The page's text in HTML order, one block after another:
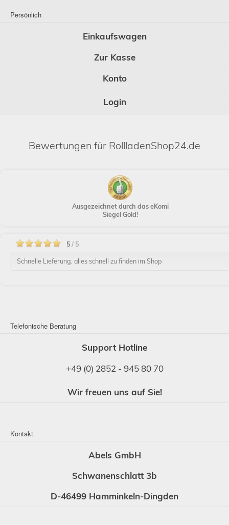
Persönlich
Einkaufswagen
Zur Kasse
Konto
Login
Bewertungen für RollladenShop24.de
Ausgezeichnet durch das eKomi
Siegel Gold!
5/ 5
Schnelle Lieferung, alles schnell zu finden im Shop
Telefonische Beratung
Support Hotline
+49 (0) 2852 - 945 80 70
Wir freuen uns auf Sie!
Kontakt
Abels GmbH
Schwanenschlatt 3b
D-46499 Hamminkeln-Dingden